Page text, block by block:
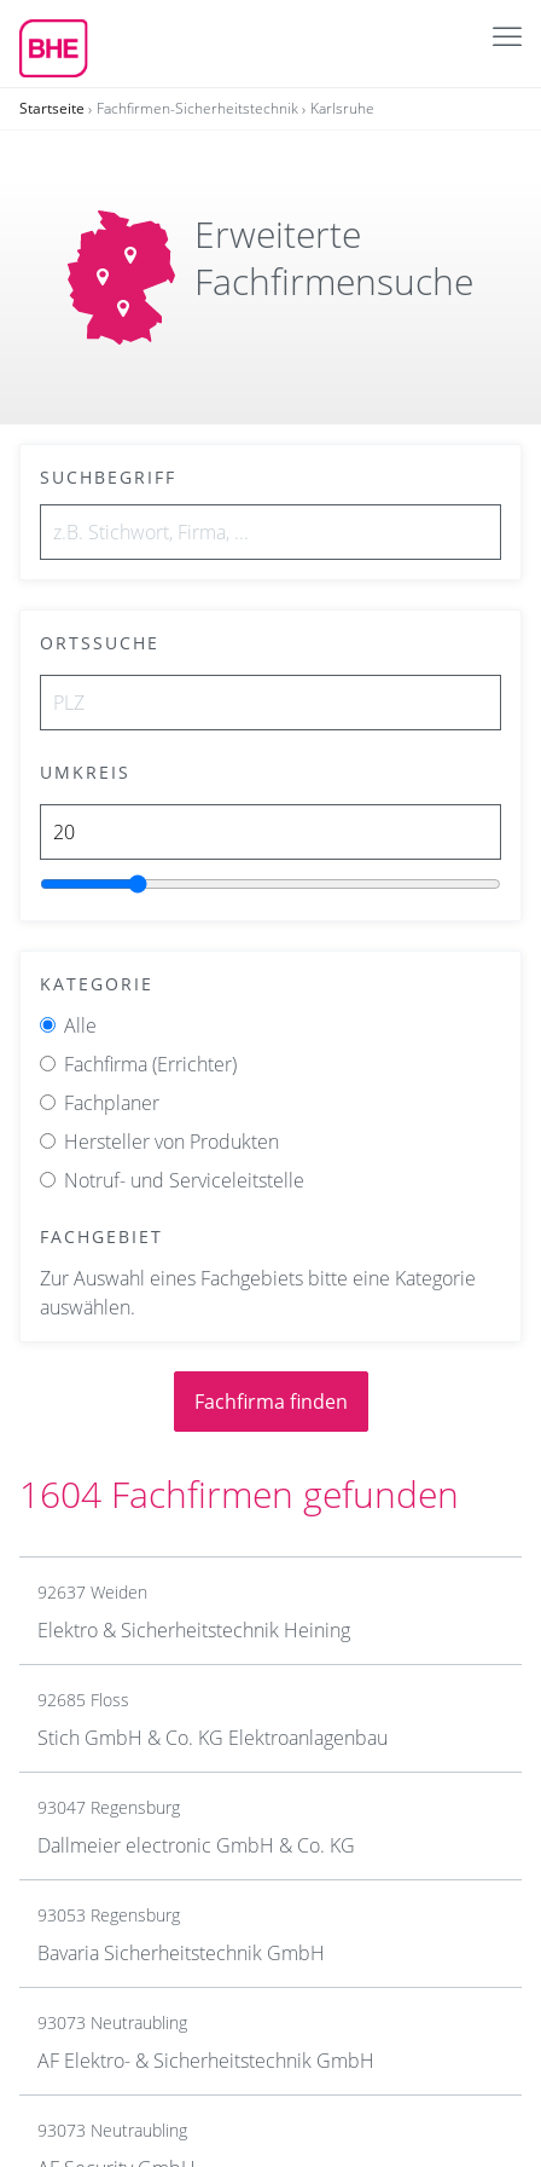
Startseite Fachfirmen-Sicherheitstechnik Karlsruhe
Erweiterte
Fachfirmensuche
SUCHBEGRIFF
ORTSSUCHE
UMKREIS
KATEGORIE
Alle
Fachfirma (Errichter)
Fachplaner
Hersteller von Produkten
Notruf- und Serviceleitstelle
FACHGEBIET
Zur Auswahl eines Fachgebiets bitte eine Kategorie
auswählen.
1604 Fachfirmen gefunden
92637 Weiden
Elektro & Sicherheitstechnik Heining
92685 Floss
Stich GmbH & Co. KG Elektroanlagenbau
93047 Regensburg
Dallmeier electronic GmbH & Co. KG
93053 Regensburg
Bavaria Sicherheitstechnik GmbH
93073 Neutraubling
AF Elektro- & Sicherheitstechnik GmbH
93073 Neutraubling